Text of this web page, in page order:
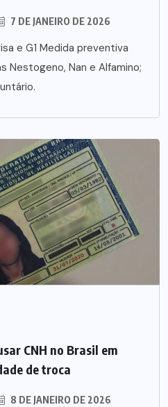
7 DE JANEIRO DE 2026
e G1 Medida preventiva
Nestogeno, Nan e Alfamino;
CNH no Brasil em
de troca
8 DE JANEIRO DE 2026